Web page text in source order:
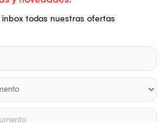
todas nuestras ofertas